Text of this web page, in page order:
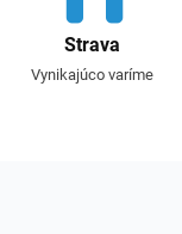
Strava
Vynikajúco varíme